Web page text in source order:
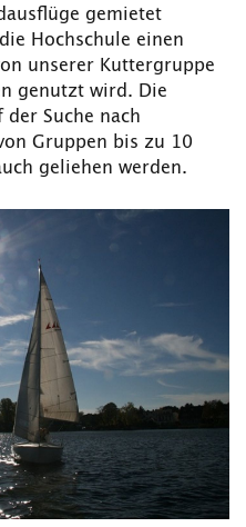
Webmail Moodle
English
gemietet
Hochschule einen
unserer Kuttergruppe
genutzt wird. Die
Suche nach
Gruppen bis zu 10
geliehen werden.